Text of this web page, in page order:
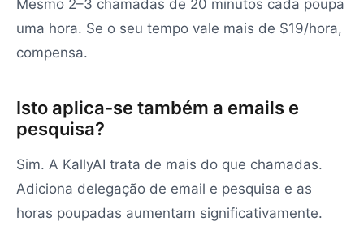
Mesmo 2–3 chamadas de 20 minutos cada poupa
uma hora. Se o seu tempo vale mais de $19/hora,
compensa.
Isto aplica-se também a emails e
pesquisa?
Sim. A KallyAI trata de mais do que chamadas.
Adiciona delegação de email e pesquisa e as
horas poupadas aumentam significativamente.